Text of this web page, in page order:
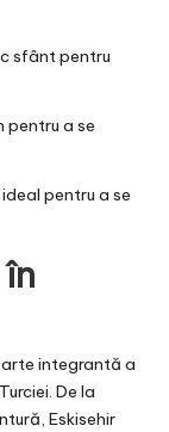
sfânt pentru
pentru a se
pentru a se
integrantă a
De la
Eskisehir